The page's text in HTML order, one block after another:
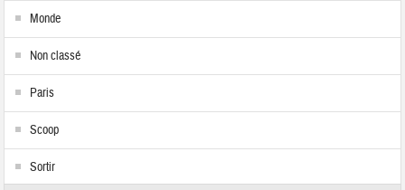
Monde
Non classé
Paris
Scoop
Sortir